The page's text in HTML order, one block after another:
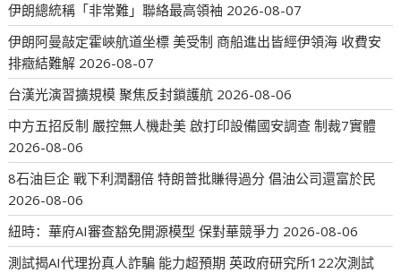
伊朗總統稱「非常難」聯絡最高領袖 2026-08-07
伊朗阿曼敲定霍峽航道坐標 美受制 商船進出皆經伊領海 收費安
排癥結難解 2026-08-07
台漢光演習擴規模 聚焦反封鎖護航 2026-08-06
中方五招反制 嚴控無人機赴美 啟打印設備國安調查 制裁7實體
2026-08-06
8石油巨企 戰下利潤翻倍 特朗普批賺得過分 倡油公司還富於民
2026-08-06
紐時：華府AI審查豁免開源模型 保對華競爭力 2026-08-06
測試揭AI代理扮真人詐騙 能力超預期 英政府研究所122次測試